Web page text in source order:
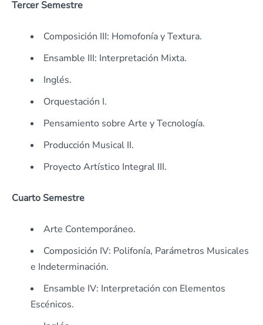
Tercer Semestre
Composición III: Homofonía y Textura.
Ensamble III: Interpretación Mixta.
Inglés.
Orquestación I.
Pensamiento sobre Arte y Tecnología.
Producción Musical II.
Proyecto Artístico Integral III.
Cuarto Semestre
Arte Contemporáneo.
Composición IV: Polifonía, Parámetros Musicales
e Indeterminación.
Ensamble IV: Interpretación con Elementos
Escénicos.